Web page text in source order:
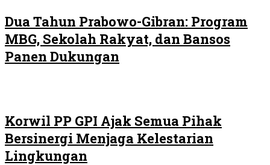
Dua Tahun Prabowo-Gibran: Program
MBG, Sekolah Rakyat, dan Bansos
Panen Dukungan
Korwil PP GPI Ajak Semua Pihak
Bersinergi Menjaga Kelestarian
Lingkungan